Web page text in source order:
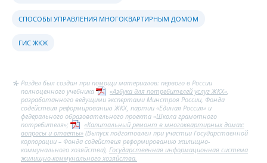
СПОСОБЫ УПРАВЛЕНИЯ МНОГОКВАРТИРНЫМ ДОМОМ
ГИС ЖКЖ
Раздел был создан при помощи материалов: первого в России
полноценного учебника
«Азбука для потребителей услуг ЖКХ»,
разработанного ведущими экспертами Минстроя России, Фонда
содействия реформированию ЖКХ, партии «Единая Россия» и
федерального образовательного проекта «Школа грамотного
потребителя»;
«Капитальный ремонт в многоквартирных домах:
вопросы и ответы» (Выпуск подготовлен при участии Государственной
корпорации – Фонда содействия реформированию жилищно-
коммунального хозяйства), Государственная информационная система
жилищно-коммунального хозяйства.